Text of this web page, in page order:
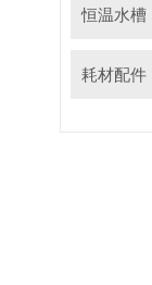
恒温水槽
耗材配件